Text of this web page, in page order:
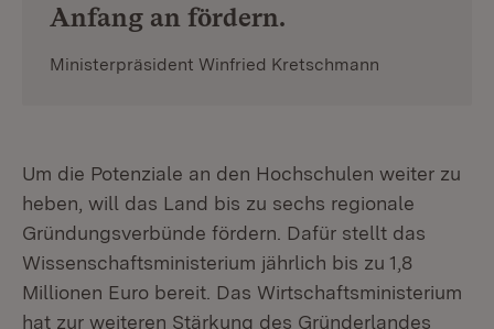
Anfang an fördern.
Ministerpräsident Winfried Kretschmann
Um die Potenziale an den Hochschulen weiter zu
heben, will das Land bis zu sechs regionale
Gründungsverbünde fördern. Dafür stellt das
Wissenschaftsministerium jährlich bis zu 1,8
Millionen Euro bereit. Das Wirtschaftsministerium
hat zur weiteren Stärkung des Gründerlandes